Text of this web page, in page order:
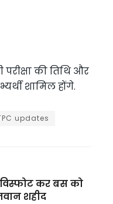
की तिथि और
शामिल होंगे.
updates
कर बस को
शहीद